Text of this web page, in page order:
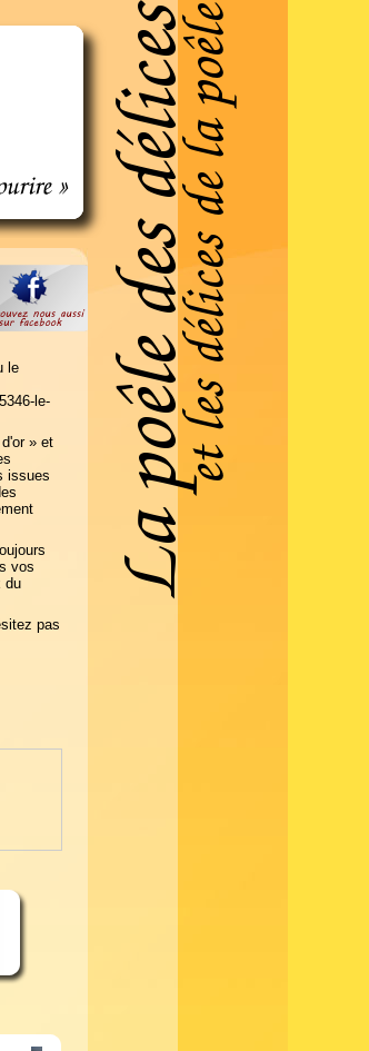
le
le-
» et
issues
vos
du
pas